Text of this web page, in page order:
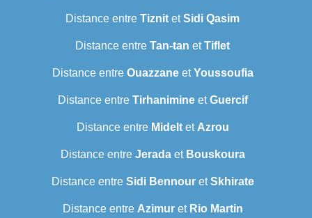
Distance entre Tiznit etSidi Qasim
Distance entre Tan-tan etTiflet
Distance entre OuazzaneetYoussoufia
Distance entre TirhanimineetGuercif
Distance entre Mideltet Azrou
Distance entre Jeradaet Bouskoura
Distance entre Sidi BennouretSkhirate
Distance entre Azimuret Rio Martin